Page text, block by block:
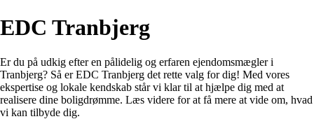
EDC Tranbjerg
Er du på udkig efter en pålidelig og erfaren ejendomsmægler i
Tranbjerg? Så er EDC Tranbjerg det rette valg for dig! Med vores
ekspertise og lokale kendskab står vi klar til at hjælpe dig med at
realisere dine boligdrømme. Læs videre for at få mere at vide om, hvad
vi kan tilbyde dig.